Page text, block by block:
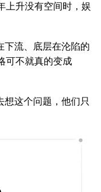
升没有空间时，娱
下流、底层在沦陷的
可不就真的变成
想这个问题，他们只